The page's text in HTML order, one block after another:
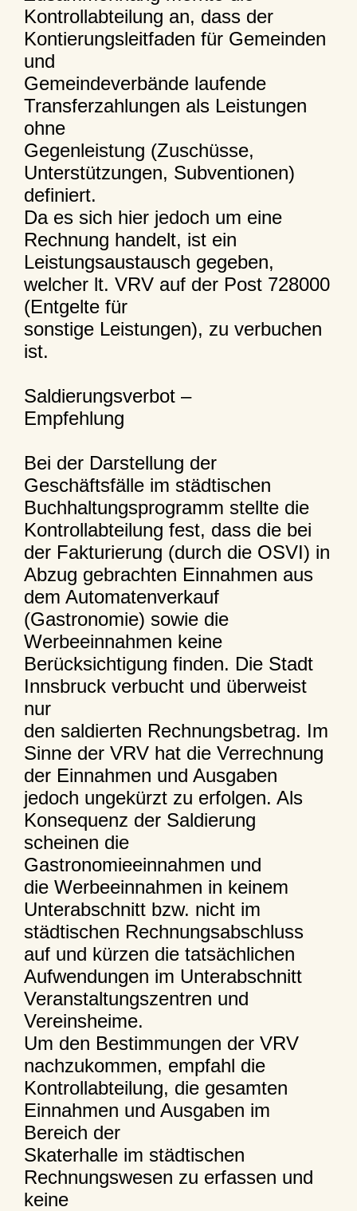
Kontrollabteilung an, dass der
Kontierungsleitfaden für Gemeinden
und
Gemeindeverbände laufende
Transferzahlungen als Leistungen
ohne
Gegenleistung (Zuschüsse,
Unterstützungen, Subventionen)
definiert.
Da es sich hier jedoch um eine
Rechnung handelt, ist ein
Leistungsaustausch gegeben,
welcher lt. VRV auf der Post 728000
(Entgelte für
sonstige Leistungen), zu verbuchen
ist.
Saldierungsverbot –
Empfehlung
Bei der Darstellung der
Geschäftsfälle im städtischen
Buchhaltungsprogramm stellte die
Kontrollabteilung fest, dass die bei
der Fakturierung (durch die OSVI) in
Abzug gebrachten Einnahmen aus
dem Automatenverkauf
(Gastronomie) sowie die
Werbeeinnahmen keine
Berücksichtigung finden. Die Stadt
Innsbruck verbucht und überweist
nur
den saldierten Rechnungsbetrag. Im
Sinne der VRV hat die Verrechnung
der Einnahmen und Ausgaben
jedoch ungekürzt zu erfolgen. Als
Konsequenz der Saldierung
scheinen die
Gastronomieeinnahmen und
die Werbeeinnahmen in keinem
Unterabschnitt bzw. nicht im
städtischen Rechnungsabschluss
auf und kürzen die tatsächlichen
Aufwendungen im Unterabschnitt
Veranstaltungszentren und
Vereinsheime.
Um den Bestimmungen der VRV
nachzukommen, empfahl die
Kontrollabteilung, die gesamten
Einnahmen und Ausgaben im
Bereich der
Skaterhalle im städtischen
Rechnungswesen zu erfassen und
keine